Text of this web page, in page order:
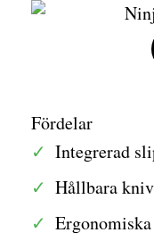
Fördelar
Integrerad
Hållbara